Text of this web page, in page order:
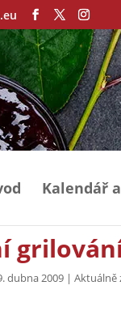
Kalendář
dubna 2009 |Aktuálně